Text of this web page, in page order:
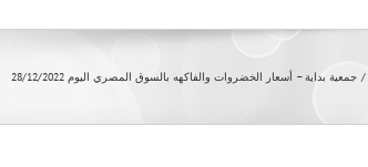
جمعية بداية – أسعار الخضروات والفاكهه بالسوق المصري اليوم 28/12/2022